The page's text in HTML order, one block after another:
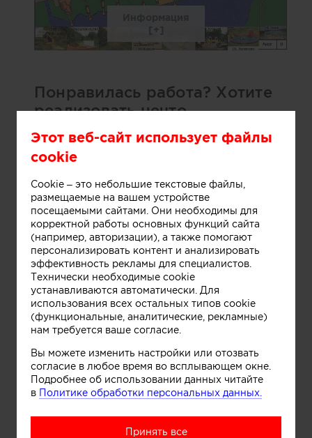
Понравилась работа? Хотите
реализовать нечто
подобное?
Заполните форму ниже и автор работы
деталей.
Ваше имя:
Телефон:
E-mail:
согласиена обработку
Этот веб-сайт использует файлы
cookie
Cookie – это небольшие текстовые файлы,
размещаемые на вашем устройстве
посещаемыми сайтами. Они необходимы для
корректной работы основных функций сайта
(например, авторизации), а также помогают
персонализировать контент и анализировать
эффективность рекламы для специалистов.
Технически необходимые cookie
устанавливаются автоматически. Для
использования всех остальных типов cookie
(функциональные, аналитические, рекламные)
нам требуется ваше согласие.
Вы можете изменить настройки или отозвать
согласие в любое время во всплывающем окне.
Подробнее об использовании данных читайте
в Политике обработки персональных данных.
Принять все